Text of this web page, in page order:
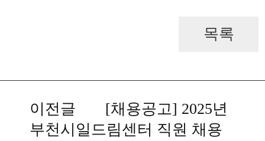
목록
이전글
[채용공고] 2025년
부천시일드림센터 직원 채용